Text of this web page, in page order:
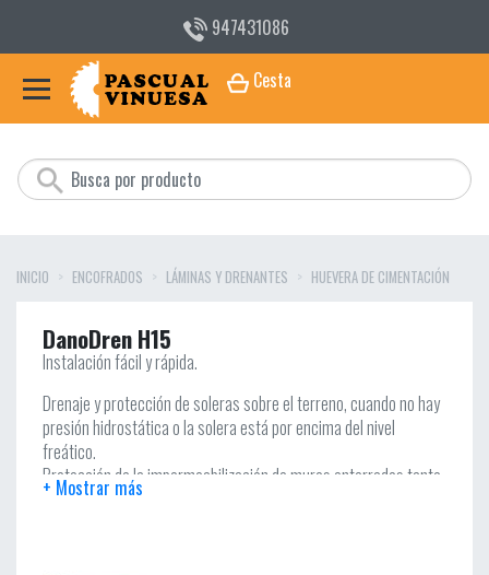
947431086
Cesta
INICIO ENCOFRADOS LÁMINAS Y DRENANTES HUEVERA DE CIMENTACIÓN
DanoDren H15
Instalación fácil y rápida.
Drenaje y protección de soleras sobre el terreno, cuando no hay
presión hidrostática o la solera está por encima del nivel
freático.
Protección de la impermeabilización de muros enterrados tanto
en edificación, como en obra civil.